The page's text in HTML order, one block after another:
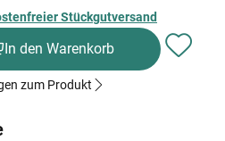
Stückgutversand
In den Warenkorb
zum Produkt